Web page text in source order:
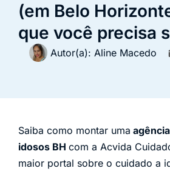
(em Belo
que você precisa
Autor(a): Aline Macedo
Saiba como montar uma
idosos BH com a Acvida
maior portal sobre o cuidado a